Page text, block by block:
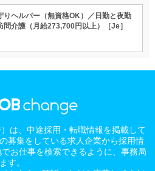
りヘルパー（無資格OK）／日勤と夜勤
介護（月給273,700円以上）［Je］
は、中途採用・転職情報を掲載して
募集をしている求人企業から採用情
お仕事を検索できるように、事務局
す。